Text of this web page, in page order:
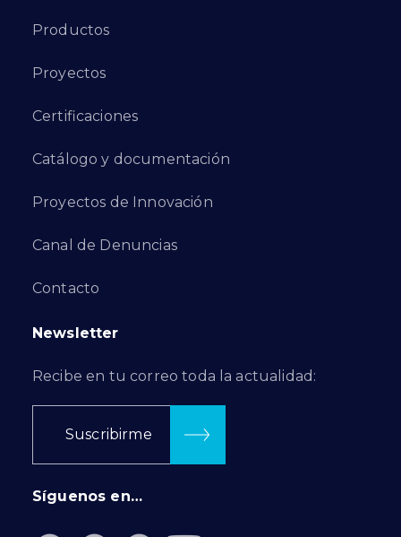
Productos
Proyectos
Certificaciones
Catálogo y documentación
Proyectos de Innovación
Canal de Denuncias
Contacto
Newsletter
Recibe en tu correo toda la actualidad:
Suscribirme
Síguenos en…